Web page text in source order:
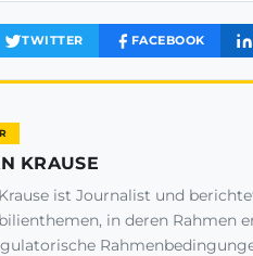
TWITTER FACEBOOK
KRAUSE
ist Journalist und
in deren Rahmen